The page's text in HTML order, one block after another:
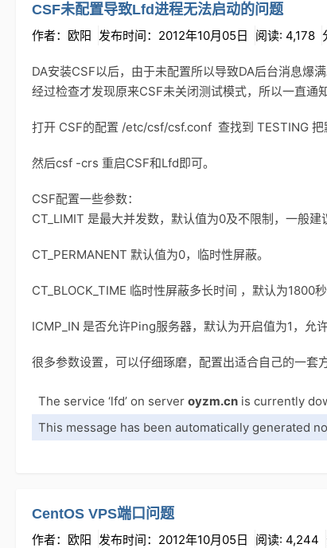
CSF未配置导致Lfd进程无法启动的问题
作者：欧阳 发布时间：2012年10月05日 阅读: 4,178
DA安装CSF以后，由于未配置所以导致DA后台消息爆满
经过检查才发现原来CSF未关闭测试模式，所以一直通
打开 CSF的配置 /etc/csf/csf.conf 查找到 TESTING 把
然后csf -crs 重启CSF和Lfd即可。
CSF配置一些参数：
CT_LIMIT 是最大并发数，默认值为0及不限制，一般建
CT_PERMANENT 默认值为0，临时性屏蔽。
CT_BLOCK_TIME 临时性屏蔽多长时间 ，默认为1800
ICMP_IN 是否允许Ping服务器，默认为开启值为1，允
很多参数设置，可以仔细琢磨，配置出适合自己的一套方
The service ‘lfd’ on server oyzm.cn is currently
This message has been automatically generated
CentOS VPS端口问题
作者：欧阳 发布时间：2012年10月05日 阅读: 4,244